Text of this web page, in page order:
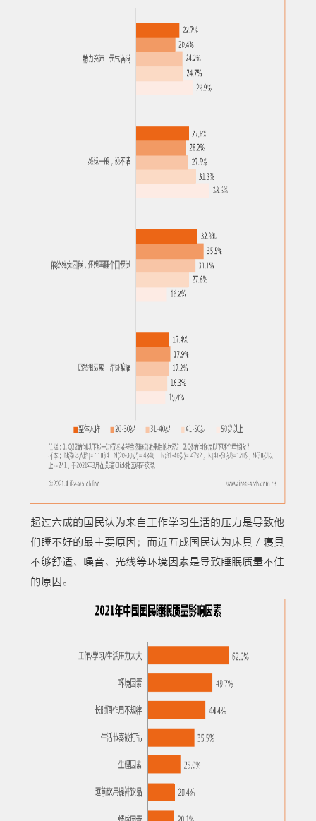
超过六成的国民认为来自工作学习生活的压力是导致他
们睡不好的最主要原因；而近五成国民认为床具／寝具
不够舒适、噪音、光线等环境因素是导致睡眠质量不佳
的原因。